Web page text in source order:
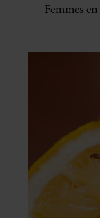
Femmes